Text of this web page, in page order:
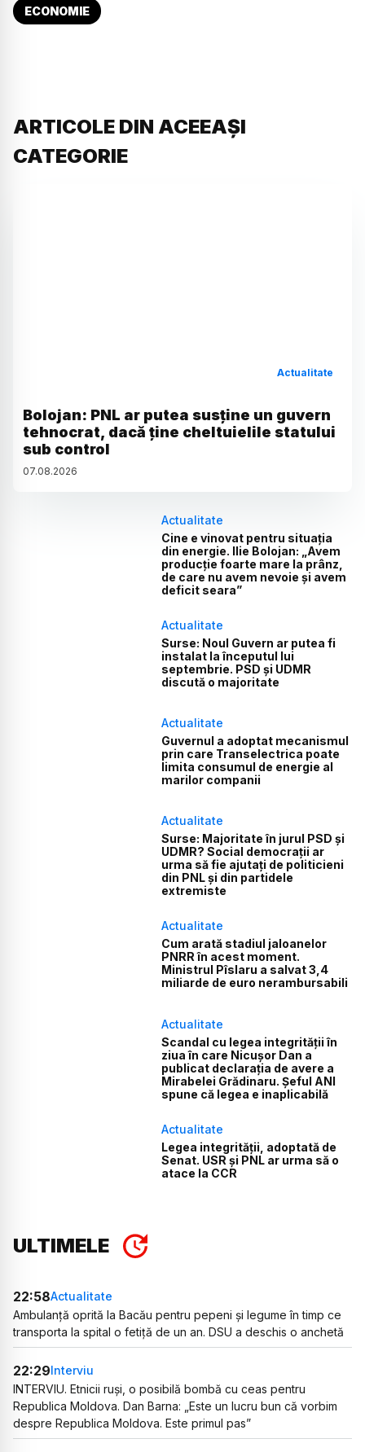
ECONOMIE
ARTICOLE DIN ACEEAȘI
CATEGORIE
Actualitate
Bolojan: PNL ar putea susține un guvern
tehnocrat, dacă ține cheltuielile statului
sub control
07.08.2026
Actualitate
Cine e vinovat pentru situația
din energie. Ilie Bolojan: „Avem
producție foarte mare la prânz,
de care nu avem nevoie și avem
deficit seara”
Actualitate
Surse: Noul Guvern ar putea fi
instalat la începutul lui
septembrie. PSD și UDMR
discută o majoritate
Actualitate
Guvernul a adoptat mecanismul
prin care Transelectrica poate
limita consumul de energie al
marilor companii
Actualitate
Surse: Majoritate în jurul PSD și
UDMR? Social democrații ar
urma să fie ajutați de politicieni
din PNL și din partidele
extremiste
Actualitate
Cum arată stadiul jaloanelor
PNRR în acest moment.
Ministrul Pîslaru a salvat 3,4
miliarde de euro nerambursabili
Actualitate
Scandal cu legea integrității în
ziua în care Nicușor Dan a
publicat declarația de avere a
Mirabelei Grădinaru. Șeful ANI
spune că legea e inaplicabilă
Actualitate
Legea integrității, adoptată de
Senat. USR și PNL ar urma să o
atace la CCR
ULTIMELE
22:58Actualitate
Ambulanță oprită la Bacău pentru pepeni și legume în timp ce
transporta la spital o fetiță de un an. DSU a deschis o anchetă
22:29 Interviu
INTERVIU. Etnicii ruși, o posibilă bombă cu ceas pentru
Republica Moldova. Dan Barna: „Este un lucru bun că vorbim
despre Republica Moldova. Este primul pas”